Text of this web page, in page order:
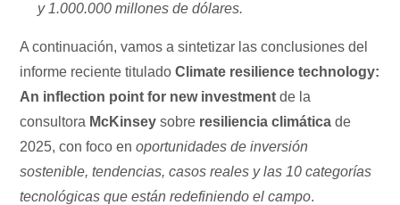
y 1.000.000 millones de dólares.
A continuación, vamos a sintetizar las conclusiones del
informe reciente tituladoClimate resilience technology:
An inflection point for new investment de la
consultora McKinsey sobre resiliencia climática de
2025, con foco enoportunidades de inversión
sostenible, tendencias, casos reales y las 10 categorías
tecnológicas que están redefiniendo el campo.